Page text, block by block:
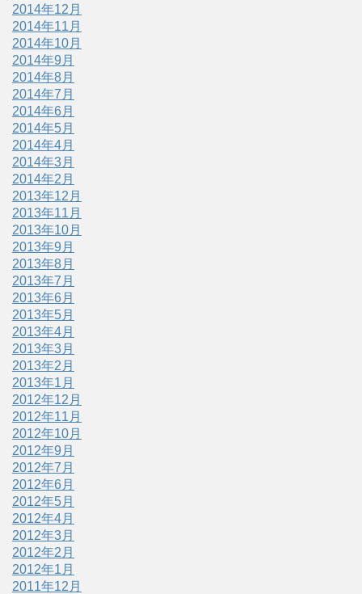
2014年12月
2014年11月
2014年10月
2014年9月
2014年8月
2014年7月
2014年6月
2014年5月
2014年4月
2014年3月
2014年2月
2013年12月
2013年11月
2013年10月
2013年9月
2013年8月
2013年7月
2013年6月
2013年5月
2013年4月
2013年3月
2013年2月
2013年1月
2012年12月
2012年11月
2012年10月
2012年9月
2012年7月
2012年6月
2012年5月
2012年4月
2012年3月
2012年2月
2012年1月
2011年12月